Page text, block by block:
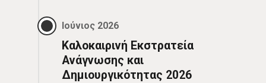
Ιούνιος 2026
Καλοκαιρινή Εκστρατεία
Ανάγνωσης και
Δημιουργικότητας 2026